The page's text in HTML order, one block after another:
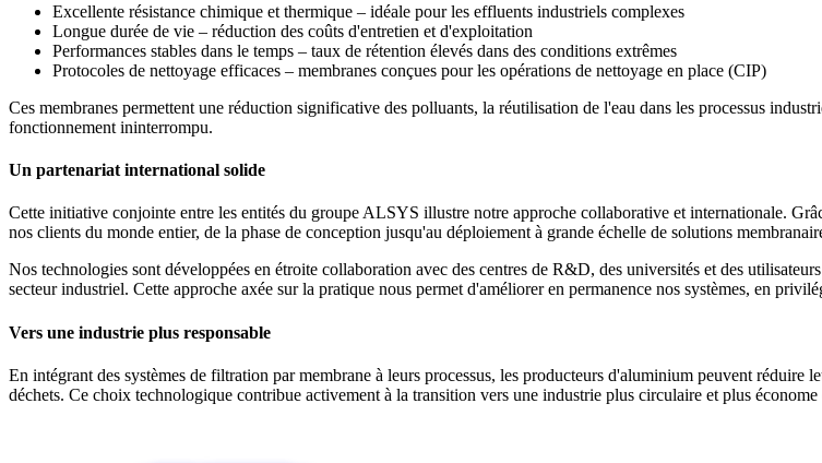
Excellente résistance chimique et thermique – idéale pour les effluents industriels complexes
Longue durée de vie – réduction des coûts d'entretien et d'exploitation
Performances stables dans le temps – taux de rétention élevés dans des conditions extrêmes
Protocoles de nettoyage efficaces – membranes conçues pour les opérations de nettoyage en place (CIP)
Ces membranes permettent une réduction significative des polluants, la réutilisation de l'eau dans les processus
fonctionnement ininterrompu.
Un partenariat international solide
Cette initiative conjointe entre les entités du groupe ALSYS illustre notre approche collaborative et internationale.
nos clients du monde entier, de la phase de conception jusqu'au déploiement à grande échelle de solutions
Nos technologies sont développées en étroite collaboration avec des centres de R&D, des universités et des
secteur industriel. Cette approche axée sur la pratique nous permet d'améliorer en permanence nos systèmes, en
Vers une industrie plus responsable
En intégrant des systèmes de filtration par membrane à leurs processus, les producteurs d'aluminium peuvent réduire
déchets. Ce choix technologique contribue activement à la transition vers une industrie plus circulaire et plus